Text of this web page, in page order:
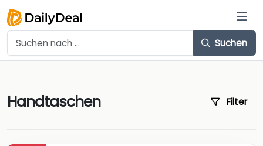
Suchen
Handtaschen Filter